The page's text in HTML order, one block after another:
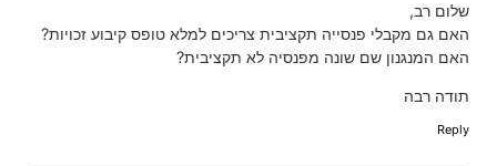
שלום רב,
האם גם מקבלי פנסייה תקציבית צריכים למלא טופס קיבוע זכויות?
האם המנגנון שם שונה מפנסיה לא תקציבית?
תודה רבה
Reply